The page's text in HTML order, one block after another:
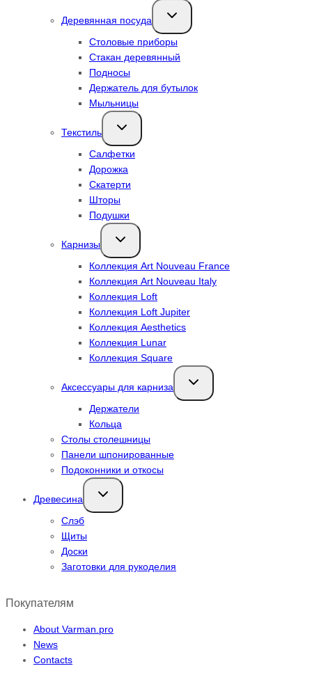
Деревянная посуда
Переключить
дочернее
Столовые приборы
Стакан деревянный
Подносы
Держатель для бутылок
Мыльницы
Текстиль
Переключить
дочернее
Салфетки
Дорожка
Скатерти
Шторы
Подушки
Карнизы
Переключить
дочернее
Коллекция Art Nouveau France
Коллекция Art Nouveau Italy
Коллекция Loft
Коллекция Loft Jupiter
Коллекция Aesthetics
Коллекция Lunar
Коллекция Square
Аксессуары для карниза
Переключить
дочернее
Держатели
Кольца
Столы столешницы
Панели шпонированные
Подоконники и откосы
Древесина
Переключить
дочернее
Слэб
Щиты
Доски
Заготовки для рукоделия
Покупателям
About Varman.pro
News
Contacts